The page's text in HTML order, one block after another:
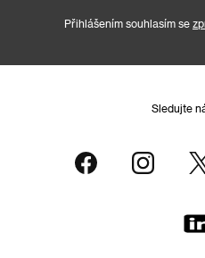
Přihlášením souhlasím se
Sledujte